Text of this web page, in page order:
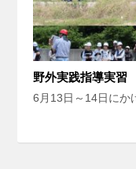
野外実践指導実習
6月13日～14日にか